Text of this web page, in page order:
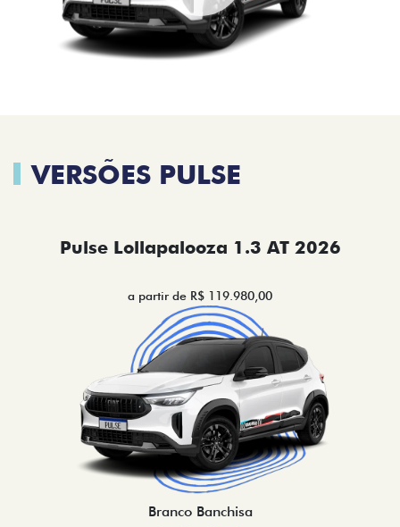
VERSÕES PULSE
Pulse Lollapalooza 1.3 AT 2026
a partir de R$ 119.980,00
Branco Banchisa